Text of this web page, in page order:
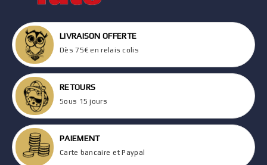
LIVRAISON OFFERTE
Dès 75€ en relais colis
RETOURS
Sous 15 jours
PAIEMENT
Carte bancaire et Paypal